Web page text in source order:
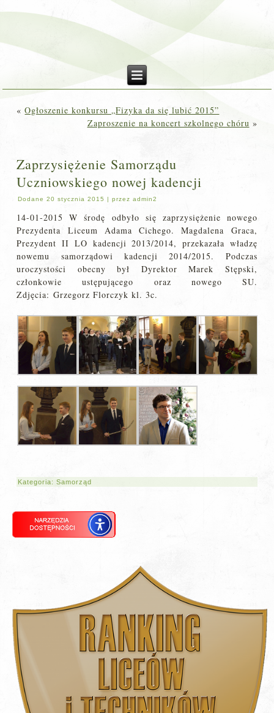
«Ogłoszenie konkursu „Fizyka da się lubić 2015”
Zaproszenie na koncert szkolnego chóru »
Zaprzysiężenie Samorządu
Uczniowskiego nowej kadencji
Dodane 20 stycznia 2015 |przez admin2
14-01-2015 W środę odbyło się zaprzysiężenie nowego
Prezydenta Liceum Adama Cichego. Magdalena Graca,
Prezydent II LO kadencji 2013/2014, przekazała władzę
nowemu samorządowi kadencji 2014/2015. Podczas
uroczystości obecny był Dyrektor Marek Stępski,
członkowie ustępującego oraz nowego SU.
Zdjęcia: Grzegorz Florczyk kl. 3c.
Kategoria:Samorząd